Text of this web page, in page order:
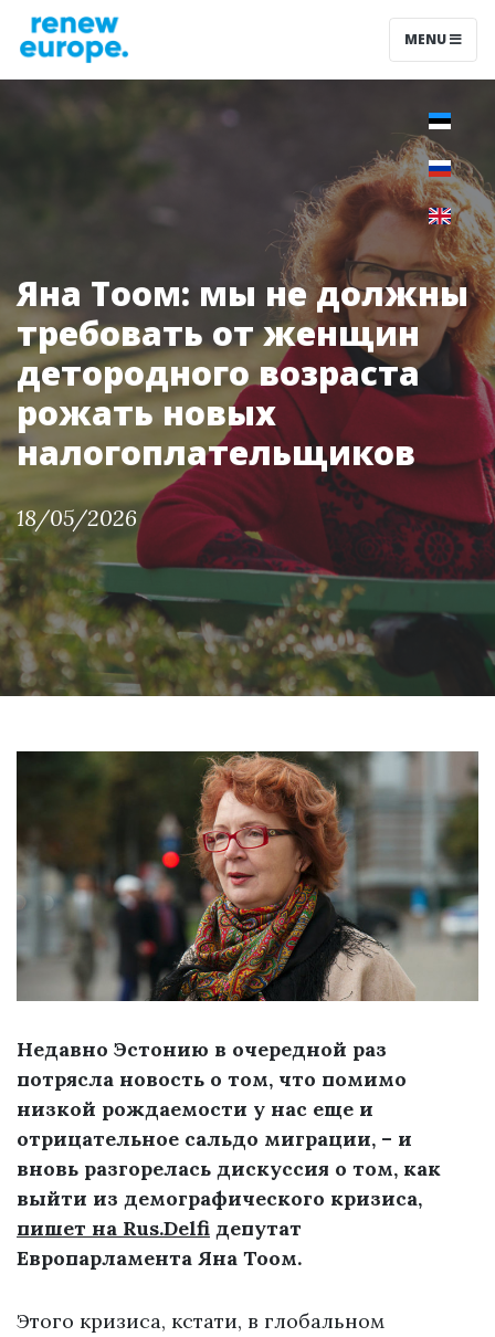
MENU
Яна Тоом: мы не должны
требовать от женщин
детородного возраста
рожать новых
налогоплательщиков
18/05/2026
Недавно Эстонию в очередной раз
потрясла новость о том, что помимо
низкой рождаемости у нас еще и
отрицательное сальдо миграции, – и
вновь разгорелась дискуссия о том, как
выйти из демографического кризиса,
пишет на Rus.Delfi депутат
Европарламента Яна Тоом.
Этого кризиса, кстати, в глобальном